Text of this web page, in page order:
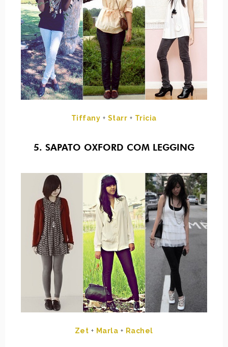
Tiffany + Starr + Tricia
5. SAPATO OXFORD COM LEGGING
Zet + Marla + Rachel